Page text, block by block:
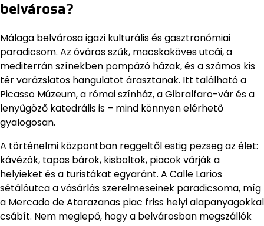
belvárosa?
Málaga belvárosa igazi kulturális és gasztronómiai
paradicsom. Az óváros szűk, macskaköves utcái, a
mediterrán színekben pompázó házak, és a számos kis
tér varázslatos hangulatot árasztanak. Itt található a
Picasso Múzeum, a római színház, a Gibralfaro-vár és a
lenyűgöző katedrális is – mind könnyen elérhető
gyalogosan.
A történelmi központban reggeltől estig pezseg az élet:
kávézók, tapas bárok, kisboltok, piacok várják a
helyieket és a turistákat egyaránt. A Calle Larios
sétálóutca a vásárlás szerelmeseinek paradicsoma, míg
a Mercado de Atarazanas piac friss helyi alapanyagokkal
csábít. Nem meglepő, hogy a belvárosban megszállók